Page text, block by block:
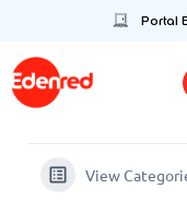
Portal
View